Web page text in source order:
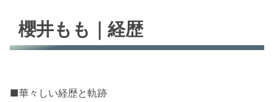
櫻井もも｜経歴
■華々しい経歴と軌跡